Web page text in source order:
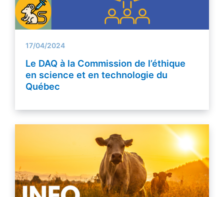
17/04/2024
Le DAQ à la Commission de l’éthique
en science et en technologie du
Québec